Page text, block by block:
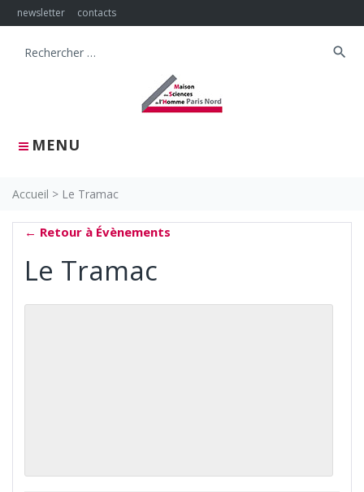
Skip
to
newsletter contacts
MENU
Search
search
Accueil > Le Tramac
← Retour à Évènements
Le Tramac